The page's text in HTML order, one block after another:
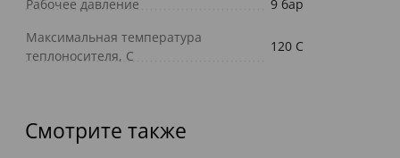
Рабочее давление
9 бар
Максимальная температура
теплоносителя, С
120 C
Смотрите также